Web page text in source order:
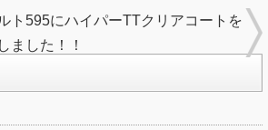
ト595にハイパーTTクリアコートを
ました！！